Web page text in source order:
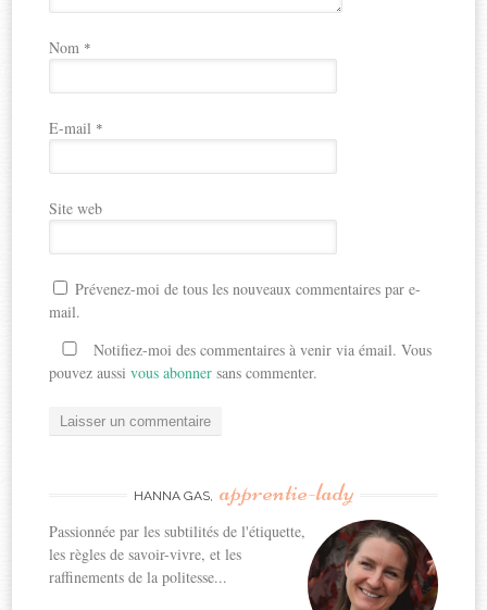
Nom *
E-mail *
Site web
Prévenez-moi de tous les nouveaux commentaires par e-
mail.
Notifiez-moi des commentaires à venir via émail. Vous
pouvez aussivous abonner sans commenter.
HANNA GAS, apprentie-lady
Passionnée par les subtilités de l'étiquette,
les règles de savoir-vivre, et les
raffinements de la politesse...